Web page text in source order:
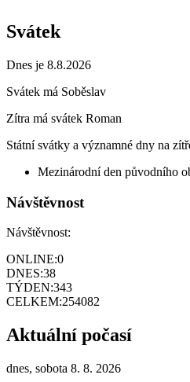
Svátek
Dnes je 8.8.2026
Svátek má Soběslav
Zítra má svátek Roman
Státní svátky a významné dny na
Mezinárodní den původního
Návštěvnost
Návštěvnost:
ONLINE:0
DNES:38
TÝDEN:343
CELKEM:254082
Aktuální počasí
dnes, sobota 8. 8. 2026